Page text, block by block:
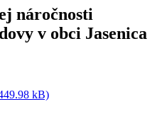
náročnosti
v obci Jasenica
kB)